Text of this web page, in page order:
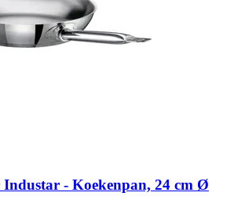
Industar -​ Koekenpan, 24 cm Ø